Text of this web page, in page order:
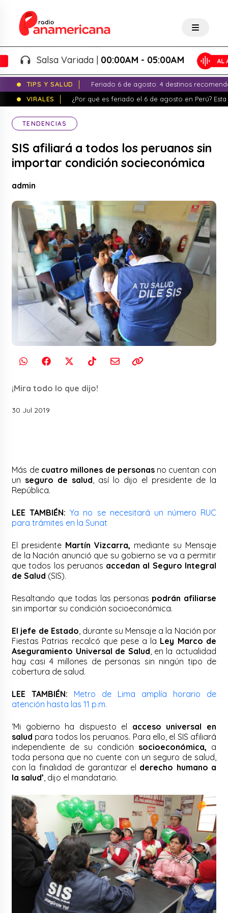
Salsa Variada |00:00AM - 05:00AM
TIPS Y SALUD
Feriado 6 de agosto: 4 destinos
VIRALES
¿Por qué es feriado el 6 de agosto en Perú?
TENDENCIAS
SIS afiliará a todos los peruanos sin
importar condición socieconómica
admin
¡Mira todo lo que dijo!
30 Jul 2019
Más de cuatro millones de personasno cuentan con
un seguro de salud , así lo dijo el presidente de la
República.
LEE TAMBIÉN:Ya no se necesitará un número RUC
para trámites en la Sunat
El presidente Martín Vizcarra, mediante su Mensaje
de la Nación anunció que su gobierno se va a permitir
que todos los peruanos accedan al Seguro Integral
de Salud (SIS).
Resaltando que todas las personas podrán afiliarse
sin importar su condición socioeconómica.
El jefe de Estado , durante su Mensaje a la Nación por
Fiestas Patrias recalcó que pese a la Ley Marco de
Aseguramiento Universal de Salud , en la actualidad
hay casi 4 millones de personas sin ningún tipo de
cobertura de salud.
LEE TAMBIÉN: Metro de Lima amplía horario de
atención hasta las 11 p.m.
‘Mi gobierno ha dispuesto el acceso universal en
salud para todos los peruanos. Para ello, el SIS afiliará
independiente de su condición socioeconómica, a
toda persona que no cuente con un seguro de salud,
con la finalidad de garantizar el derecho humano a
la salud’ , dijo el mandatario.